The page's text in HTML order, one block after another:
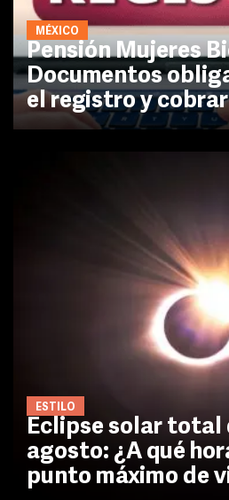
MÉXICO
Pensión Mujeres
Documentos
el registro y cobrar
ESTILO
Eclipse solar total
agosto: ¿A qué
punto máximo de